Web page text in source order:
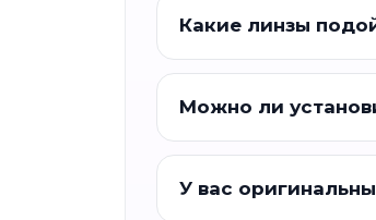
Какие линзы
Можно ли
У вас